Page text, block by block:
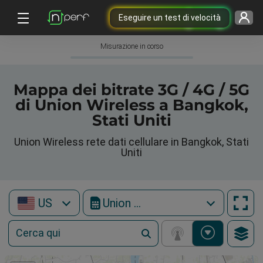
Eseguire un test di velocità
Misurazione in corso
Mappa dei bitrate 3G / 4G / 5G
di Union Wireless a Bangkok,
Stati Uniti
Union Wireless rete dati cellulare in Bangkok, Stati
Uniti
US Union Wireless